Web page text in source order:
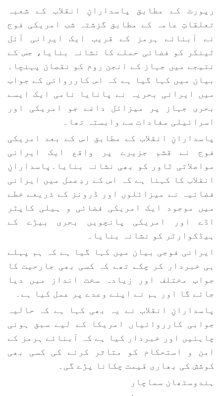
رپورٹ کے مطابق پاسدارانِ انقلاب کے شعبہ
تعلقاتِ عامہ کے مطابق گزشتہ شب امریکی فوج
نے آبنائے ہرمز کے قریب ایک ایرانی آئل
ٹینکر کو فضائی حملے کا نشانہ بنایا، جس کے
نتیجے میں جہاز کے انجن روم کو نقصان پہنچا۔
بیان میں کہا گیا ہے کہ اس کارروائی کے جواب
میں ایرانی بحریہ نے پانایا نامی ایک ایسے
بحری جہاز پر میزائل داغے جو امریکی اور
اسرائیلی مفادات سے وابستہ تھا۔
پاسدارانِ انقلاب کے مطابق اس کے بعد امریکی
فوج نے قشم جزیرے پر واقع ایک ایرانی
مواصلاتی ٹاور کو بھی نشانہ بنایا۔پاسدارانِ
انقلاب کا کہنا ہے کہ اس کے ردِعمل میں ایرانی
فضائیہ نے میزائلوں اور ڈرونز کے ذریعے خطے
میں موجود ایک امریکی فضائی و ہیلی کاپٹر
اڈے اور امریکی پانچویں بحری بیڑے کے
ہیڈکوارٹر کو نشانہ بنایا۔
ایرانی فوجی بیان میں کہا گیا ہے کہ ہم پہلے
ہی خبردار کر چکے تھے کہ کسی بھی جارحیت کا
جواب مختلف اور زیادہ سخت انداز میں دیا
جائے گا اور ہم نے اپنے وعدے پر عمل کیا ہے۔
پاسدارانِ انقلاب نے یہ بھی کہا ہے کہ حالیہ
جوابی کارروائیاں امریکا کے لیے سبق ہونی
چاہئیں اور خبردار کیا ہے کہ آبنائے ہرمز کے
امن و استحکام کو متاثر کرنے کی کسی بھی
کوشش کی بھاری قیمت چکانا پڑے گی۔
ہندوستھان سماچار